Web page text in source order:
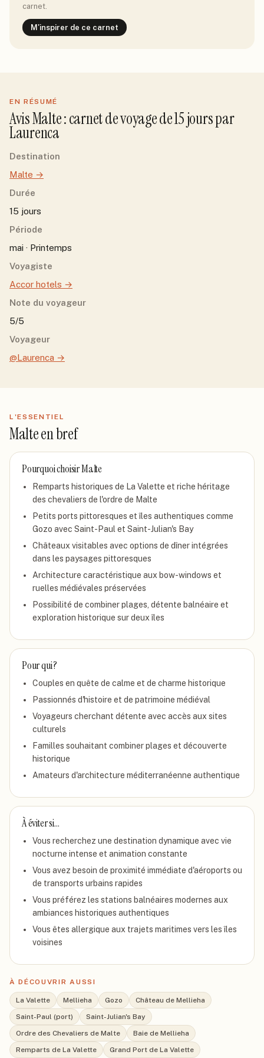
carnet.
M'inspirer de ce carnet
EN RÉSUMÉ
AvisMalte: carnet de voyage de15jourspar
Laurenca
Destination
Malte →
Durée
15 jours
Période
mai · Printemps
Voyagiste
Accor hotels →
Note du voyageur
5/5
Voyageur
@Laurenca →
L'ESSENTIEL
Malteen bref
Pourquoi choisirMalte
Remparts historiques de La Valette et riche héritage
des chevaliers de l'ordre de Malte
Petits ports pittoresques et îles authentiques comme
Gozo avec Saint-Paul et Saint-Julian's Bay
Châteaux visitables avec options de dîner intégrées
dans les paysages pittoresques
Architecture caractéristique aux bow-windows et
ruelles médiévales préservées
Possibilité de combiner plages, détente balnéaire et
exploration historique sur deux îles
Pour qui ?
Couples en quête de calme et de charme historique
Passionnés d'histoire et de patrimoine médiéval
Voyageurs cherchant détente avec accès aux sites
culturels
Familles souhaitant combiner plages et découverte
historique
Amateurs d'architecture méditerranéenne authentique
À éviter si…
Vous recherchez une destination dynamique avec vie
nocturne intense et animation constante
Vous avez besoin de proximité immédiate d'aéroports ou
de transports urbains rapides
Vous préférez les stations balnéaires modernes aux
ambiances historiques authentiques
Vous êtes allergique aux trajets maritimes vers les îles
voisines
À DÉCOUVRIR AUSSI
La Valette Mellieha Gozo
Château de Mellieha
Saint-Paul (port)
Saint-Julian's Bay
Ordre des Chevaliers de Malte
Baie de Mellieha
Remparts de La Valette
Grand Port de La Valette